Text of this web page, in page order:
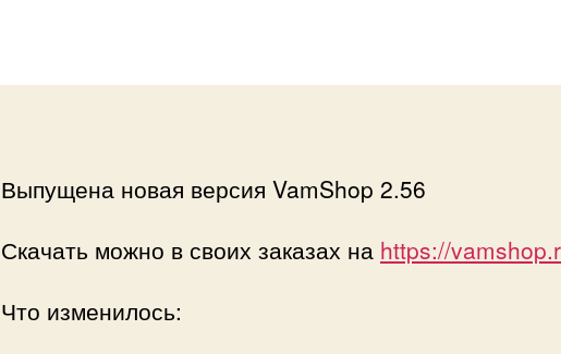
Выпущена новая версия VamShop 2.56
Скачать можно в своих заказах на https://
Что изменилось: